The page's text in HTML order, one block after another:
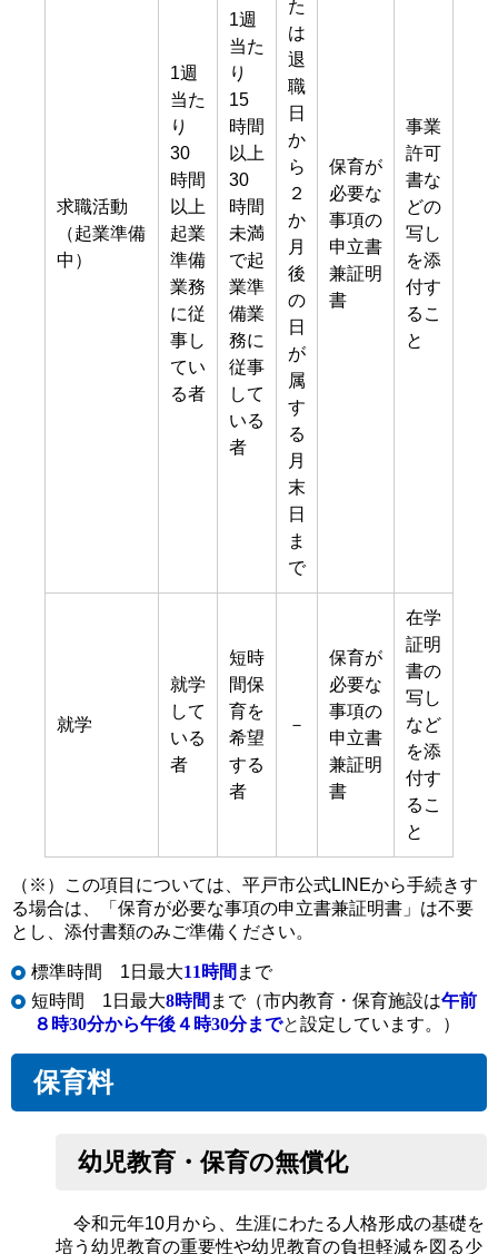
求職活動
（起業準備
中）
1週
当た
り
30
時間
以上
起業
準備
業務
に従
事し
てい
る者
1週
当た
り
15
時間
以上
30
時間
未満
で起
業準
備業
務に
従事
して
いる
者
た
は
退
職
日
か
ら
２
か
月
後
の
日
が
属
す
る
月
末
日
ま
で
保育が
必要な
事項の
申立書
兼証明
書
事業
許可
書な
どの
写し
を添
付す
るこ
と
就学
就学
して
いる
者
短時
間保
育を
希望
する
者
－
保育が
必要な
事項の
申立書
兼証明
書
在学
証明
書の
写し
など
を添
付す
るこ
と
（※）この項目については、平戸市公式LINEから手続きす
る場合は、「保育が必要な事項の申立書兼証明書」は不要
とし、添付書類のみご準備ください。
標準時間 1日最大11時間 まで
短時間 1日最大8時間 まで（市内教育・保育施設は午前
８時30分から午後４時30分までと設定しています。 ）
保育料
幼児教育・保育の無償化
令和元年10月から、生涯にわたる人格形成の基礎を
培う幼児教育の重要性や幼児教育の負担軽減を図る少